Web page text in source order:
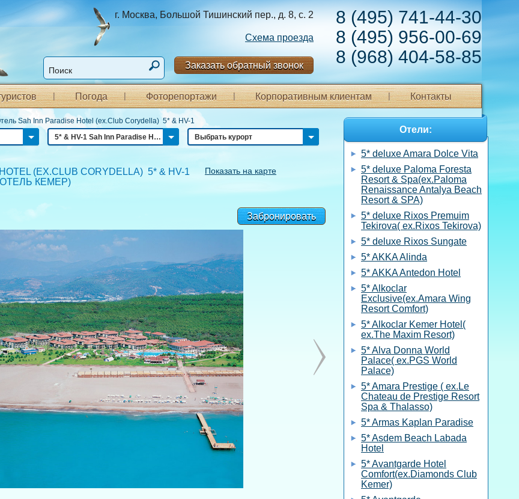
8 (495) 741-44-30
8 (495) 956-00-69
8 (968) 404-58-85
г. Москва, Большой Тишинский пер., д. 8, с. 2
Схема проезда
Заказать обратный звонок
Погода Фоторепортажи Корпоративным клиентам Контакты
Sah Inn Paradise Hotel (ex.Club Corydella) 5* & HV-1
5* & HV-1 Sah Inn Paradise Hotel (ex.Club Corydella) Выбрать курорт
(EX.CLUB CORYDELLA) 5* & HV-1
КЕМЕР)
Показать на карте
Забронировать
Отели:
5* deluxe Amara Dolce Vita
5* deluxe Paloma Foresta
Resort & Spa(ex.Paloma
Renaissance Antalya Beach
Resort & SPA)
5* deluxe Rixos Premuim
Tekirova( ex.Rixos Tekirova)
5* deluxe Rixos Sungate
5* AKKA Alinda
5* AKKA Antedon Hotel
5* Alkoclar
Exclusive(ex.Amara Wing
Resort Comfort)
5* Alkoclar Kemer Hotel(
ex.The Maxim Resort)
5* Alva Donna World
Palace( ex.PGS World
Palace)
5* Amara Prestige ( ex.Le
Chateau de Prestige Resort
Spa & Thalasso)
5* Armas Kaplan Paradise
5* Asdem Beach Labada
Hotel
5* Avantgarde Hotel
Comfort(ex.Diamonds Club
Kemer)